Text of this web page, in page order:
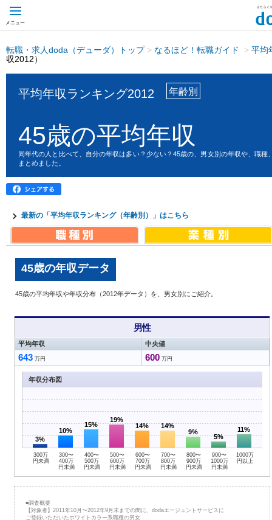
転職・求人doda（デューダ）トップ > なるほど！転職ガイド > 平均
収2012）
平均年収ランキング2012 年齢別
45歳の平均年収
同年代の人と比べて、自分の年収は多い？少ない？45歳の、男女別の年収や、職
まとめました。
最新の「平均年収ランキング（年齢別）」はこちら
45歳の年収データ
45歳の平均年収や年収分布（2012年データ）を、男女別にご紹介。
男性
平均年収 中央値
643 万円 600 万円
年収分布図
3%
10%
15%
19%
14%
14%
9%
5%
11%
300万
円未満
300〜
400万
円未満
400〜
500万
円未満
500〜
600万
円未満
600〜
700万
円未満
700〜
800万
円未満
800〜
900万
円未満
900〜
1000万
円未満
1000万
円以上
■調査概要
【対象者】2011年10月〜2012年9月末までの間に、dodaエージェントサービスに
ご登録いただいたホワイトカラー系職種の男女